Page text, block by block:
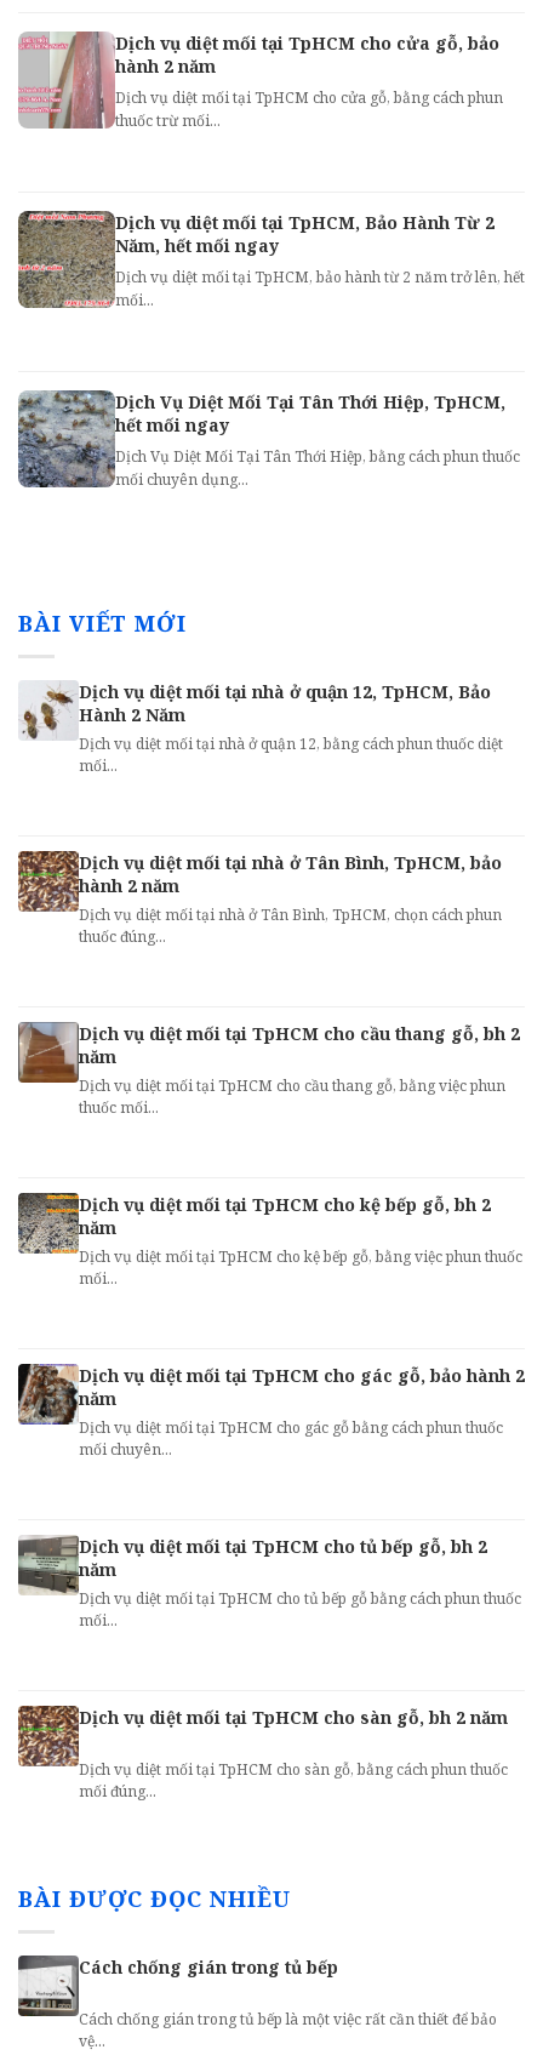
Dịch vụ diệt mối tại TpHCM cho cửa gỗ, bảo
hành 2 năm
Dịch vụ diệt mối tại TpHCM cho cửa gỗ, bằng cách phun
thuốc trừ mối...
Dịch vụ diệt mối tại TpHCM, Bảo Hành Từ 2
Năm, hết mối ngay
Dịch vụ diệt mối tại TpHCM, bảo hành từ 2 năm trở lên, hết
mối...
Dịch Vụ Diệt Mối Tại Tân Thới Hiệp, TpHCM,
hết mối ngay
Dịch Vụ Diệt Mối Tại Tân Thới Hiệp, bằng cách phun thuốc
mối chuyên dụng...
BÀI VIẾT MỚI
Dịch vụ diệt mối tại nhà ở quận 12, TpHCM, Bảo
Hành 2 Năm
Dịch vụ diệt mối tại nhà ở quận 12, bằng cách phun thuốc diệt
mối...
Dịch vụ diệt mối tại nhà ở Tân Bình, TpHCM, bảo
hành 2 năm
Dịch vụ diệt mối tại nhà ở Tân Bình, TpHCM, chọn cách phun
thuốc đúng...
Dịch vụ diệt mối tại TpHCM cho cầu thang gỗ, bh 2
năm
Dịch vụ diệt mối tại TpHCM cho cầu thang gỗ, bằng việc phun
thuốc mối...
Dịch vụ diệt mối tại TpHCM cho kệ bếp gỗ, bh 2
năm
Dịch vụ diệt mối tại TpHCM cho kệ bếp gỗ, bằng việc phun thuốc
mối...
Dịch vụ diệt mối tại TpHCM cho gác gỗ, bảo hành 2
năm
Dịch vụ diệt mối tại TpHCM cho gác gỗ bằng cách phun thuốc
mối chuyên...
Dịch vụ diệt mối tại TpHCM cho tủ bếp gỗ, bh 2
năm
Dịch vụ diệt mối tại TpHCM cho tủ bếp gỗ bằng cách phun thuốc
mối...
Dịch vụ diệt mối tại TpHCM cho sàn gỗ, bh 2 năm
Dịch vụ diệt mối tại TpHCM cho sàn gỗ, bằng cách phun thuốc
mối đúng...
BÀI ĐƯỢC ĐỌC NHIỀU
Cách chống gián trong tủ bếp
Cách chống gián trong tủ bếp là một việc rất cần thiết để bảo
vệ...